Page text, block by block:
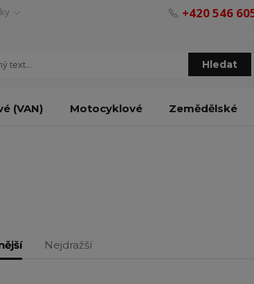
Hledat
+420 546
(VAN) Motocyklové Zemědělské
Nejdražší